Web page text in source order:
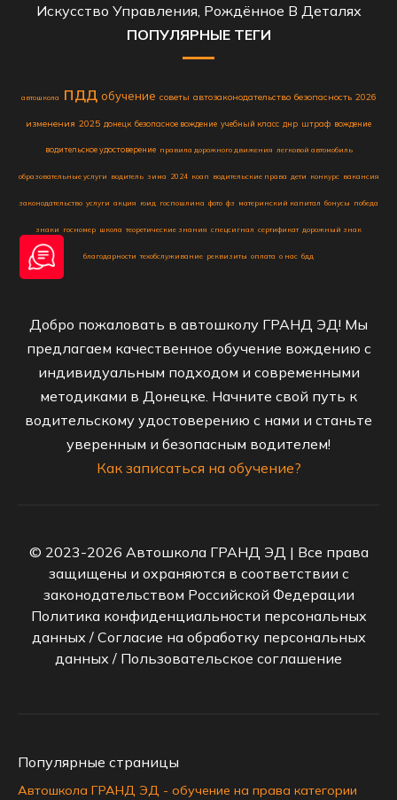
Искусство Управления, Рождённое В Деталях
ПОПУЛЯРНЫЕ ТЕГИ
автошкола пдд обучение советы автозаконодательство безопасность 2026
изменения 2025 донецк безопасное вождение учебный класс днр штраф вождение
водительское удостоверение правила дорожного движения легковой автомобиль
образовательные услуги водитель зима 2024 коап водительские права дети конкурс вакансия
законодательство услуги акция юид госпошлина фото фз материнский капитал бонусы победа
знаки госномер школа теоретические знания спецсигнал сертификат дорожный знак
благодарности техобслуживание реквизиты оплата о нас бдд
Добро пожаловать в автошколу ГРАНД ЭД! Мы
предлагаем качественное обучение вождению с
индивидуальным подходом и современными
методиками в Донецке. Начните свой путь к
водительскому удостоверению с нами и станьте
уверенным и безопасным водителем!
Как записаться на обучение?
© 2023-2026 Автошкола ГРАНД ЭД | Все права
защищены и охраняются в соответствии с
законодательством Российской Федерации
Политика конфиденциальности персональных
данных / Согласие на обработку персональных
данных / Пользовательское соглашение
Популярные страницы
Автошкола ГРАНД ЭД - обучение на права категории